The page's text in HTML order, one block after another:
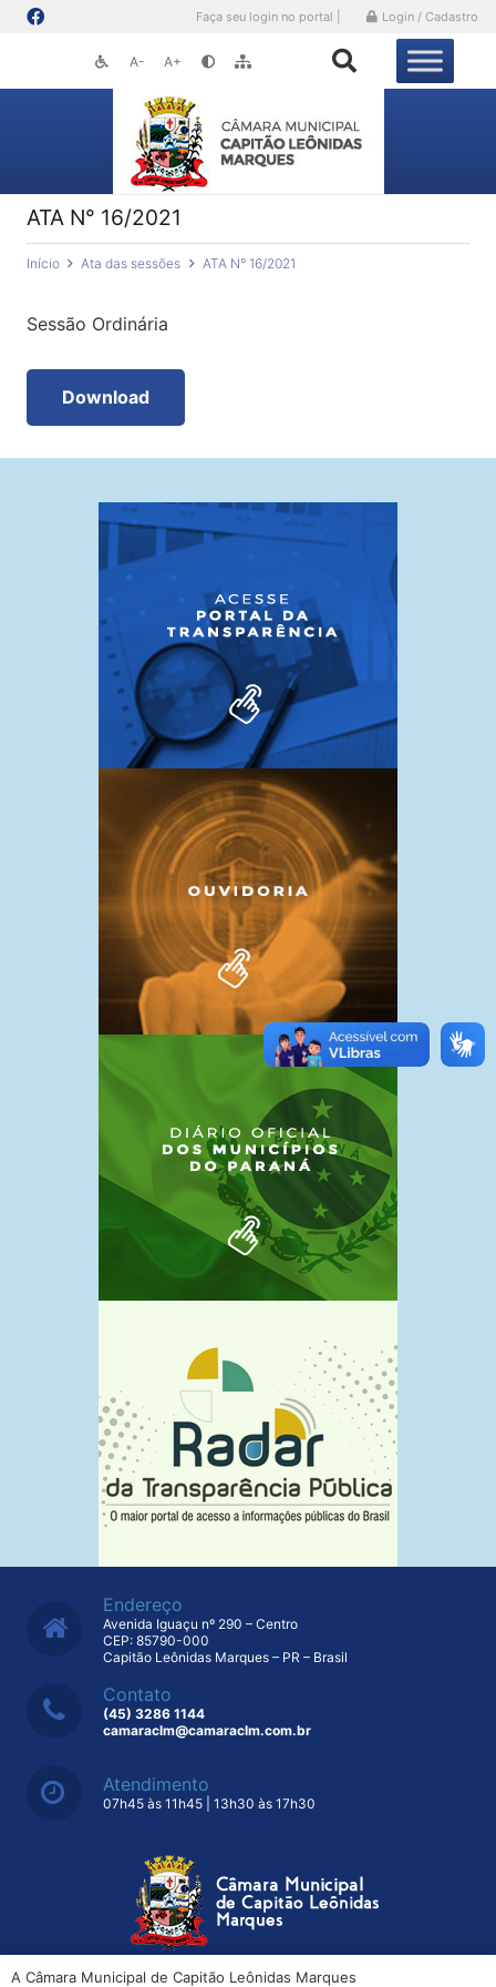
Faça seu login no portal | Login / Cadastro
A- A+
ATA N° 16/2021
Início Ata das sessões ATA N° 16/2021
Sessão Ordinária
Download
Endereço
Avenida Iguaçu nº 290 – Centro
CEP: 85790-000
Capitão Leônidas Marques – PR – Brasil
Contato
(45) 3286 1144
camaraclm@camaraclm.com.br
Atendimento
07h45 às 11h45 | 13h30 às 17h30
A Câmara Municipal de Capitão Leônidas Marques